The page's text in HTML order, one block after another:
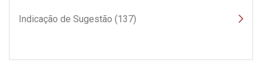
Indicação de Sugestão (137)